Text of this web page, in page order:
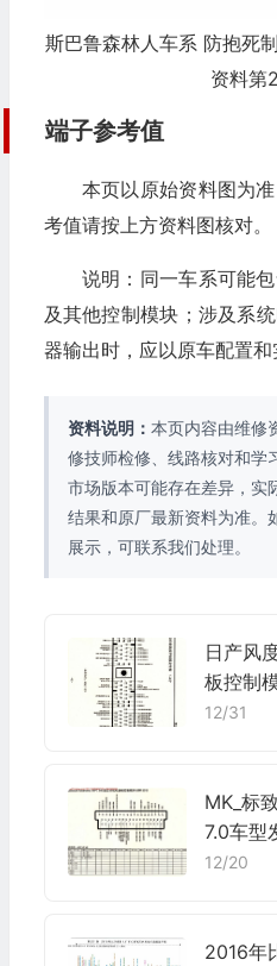
斯巴鲁森林人车系 防抱死
资料第
端子参考值
本页以原始资料图为
考值请按上方资料图核对。
说明：同一车系可能
及其他控制模块；涉及系
器输出时，应以原车配置和
资料说明： 本页内容由维修
修技师检修、线路核对和学
市场版本可能存在差异，实
结果和原厂最新资料为准。
展示，可联系我们处理。
日产风
板控制
12/31
MK_标
7.0车型
针脚55
12/20
2016年